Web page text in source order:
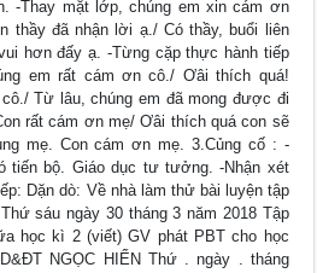
-Thay mặt lớp, chúng em xin cám ơn
thầy đã nhận lời ạ./ Có thầy, buổi liên
hơn đấy ạ. -Từng cặp thực hành tiếp
em rất cám ơn cô./ Ơâi thích quá!
Từ lâu, chúng em đã mong được đi
rất cám ơn mẹ/ Ơâi thích quá con sẽ
mẹ. Con cám ơn mẹ. 3.Củng cố : -
tiến bộ. Giáo dục tư tưởng. -Nhận xét
Dặn dò: Về nhà làm thử bài luyện tập
sáu ngày 30 tháng 3 năm 2018 Tập
học kì 2 (viết) GV phát PBT cho học
NGỌC HIỂN Thứ . ngày . tháng